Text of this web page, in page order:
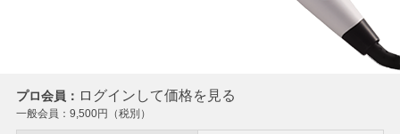
プロ会員： ログインして価格を見る
一般会員： 9,500円（税別）